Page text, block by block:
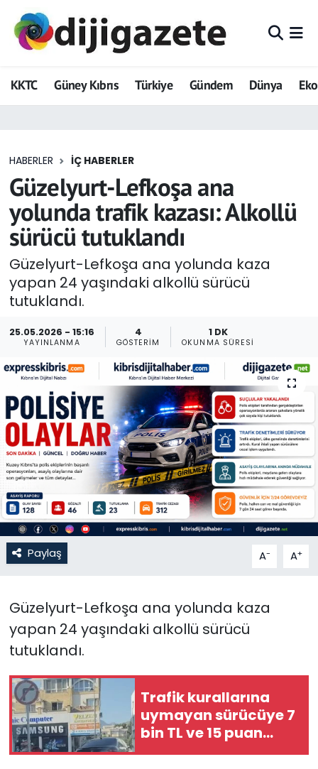
KKTC Güney Kıbrıs Türkiye Gündem Dünya
HABERLER İÇ HABERLER
Güzelyurt-Lefkoşa ana
yolunda trafik kazası: Alkollü
sürücü tutuklandı
Güzelyurt-Lefkoşa ana yolunda kaza
yapan 24 yaşındaki alkollü sürücü
tutuklandı.
25.05.2026 - 15:16
YAYINLANMA
4
GÖSTERIM
1 DK
OKUNMA SÜRESI
Paylaş A- A+
Güzelyurt-Lefkoşa ana yolunda kaza
yapan 24 yaşındaki alkollü sürücü
tutuklandı.
Trafik kurallarına
uymayan sürücüye 7
bin TL ve 15 puan
ceza…
ADVERTORIAL
Dijigazete
Eğitim
Ekonomi
Foto Galeri
GEZİ
Güncel
Gündem
KKTC
KKTC YEREL SEÇİM 2018
Kültür Sanat
Magazin
Moda
Nöbetçi Eczaneler
Politika
Spor
Teknoloji
Hava Durumu
Trafik Durumu
Tüm Manşetler
Son Dakika Haberleri
Haber Arşivi